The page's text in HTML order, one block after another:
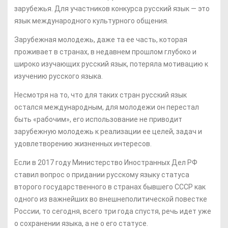
зарубежья. Для участников конкурса русский язык — это
язык международного культурного общения.
Зарубежная молодежь, даже та ее часть, которая
проживает в странах, в недавнем прошлом глубоко и
широко изучающих русский язык, потеряла мотивацию к
изучению русского языка.
Несмотря на то, что для таких стран русский язык
остался международным, для молодежи он перестал
быть «рабочим», его использование не приводит
зарубежную молодежь к реализации ее целей, задач и
удовлетворению жизненных интересов.
Если в 2017 году Министерство Иностранных Дел РФ
ставил вопрос о придании русскому языку статуса
второго государственного в странах бывшего СССР как
одного из важнейших во внешнеполитической повестке
России, то сегодня, всего три года спустя, речь идет уже
о сохранении языка, а не о его статусе.